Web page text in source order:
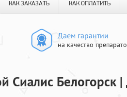
КАК ЗАКАЗАТЬ КАК ОПЛАТИТЬ
Даем гарантии
на качество
Сиалис Белогорск